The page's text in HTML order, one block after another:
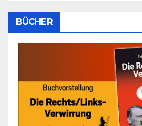
BÜCHER